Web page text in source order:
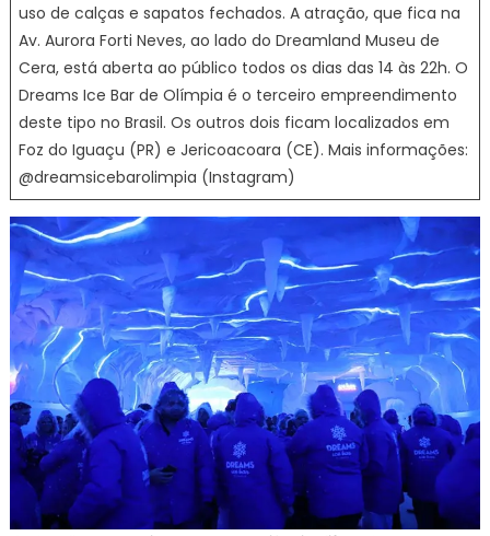
uso de calças e sapatos fechados. A atração, que fica na
Av. Aurora Forti Neves, ao lado do Dreamland Museu de
Cera, está aberta ao público todos os dias das 14 às 22h. O
Dreams Ice Bar de Olímpia é o terceiro empreendimento
deste tipo no Brasil. Os outros dois ficam localizados em
Foz do Iguaçu (PR) e Jericoacoara (CE). Mais informações:
@dreamsicebarolimpia (Instagram)